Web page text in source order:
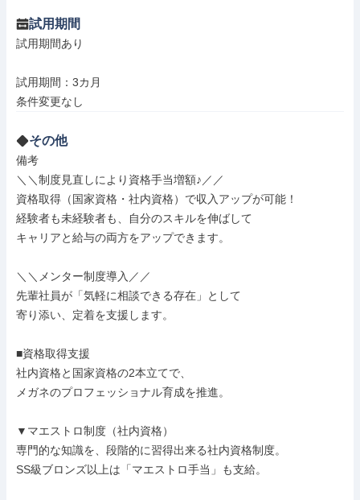
試用期間
試用期間あり
試用期間：3カ月
条件変更なし
その他
備考
＼＼制度見直しにより資格手当増額♪／／
資格取得（国家資格・社内資格）で収入アップが可能！
経験者も未経験者も、自分のスキルを伸ばして
キャリアと給与の両方をアップできます。
＼＼メンター制度導入／／
先輩社員が「気軽に相談できる存在」として
寄り添い、定着を支援します。
■資格取得支援
社内資格と国家資格の2本立てで、
メガネのプロフェッショナル育成を推進。
▼マエストロ制度（社内資格）
専門的な知識を、段階的に習得出来る社内資格制度。
SS級ブロンズ以上は「マエストロ手当」も支給。